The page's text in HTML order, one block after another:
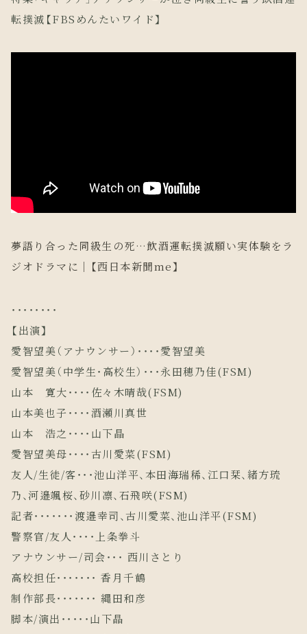
転撲滅【FBSめんたいワイド】
夢語り合った同級生の死…飲酒運転撲滅願い実体験をラ
ジオドラマに｜【西日本新聞me】
・・・・・・・・
【出演】
愛智望美（アナウンサー）・・・・愛智望美
愛智望美（中学生・高校生）・・・永田穂乃佳(FSM)
山本 寛大・・・・佐々木晴哉(FSM)
山本美也子・・・・酒瀬川真世
山本 浩之・・・・山下晶
愛智望美母・・・・古川愛菜(FSM)
友人/生徒/客・・・池山洋平、本田海瑞稀、江口栞、緒方琉
乃、河邉颯桜、砂川凛、石飛咲(FSM)
記者・・・・・・・渡邉幸司、古川愛菜、池山洋平(FSM)
警察官/友人・・・・上条拳斗
アナウンサー/司会・・・ 西川さとり
高校担任・・・・・・・ 香月千鶴
制作部長・・・・・・・ 縄田和彦
脚本/演出・・・・・山下晶